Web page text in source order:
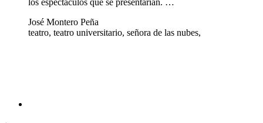
los espectáculos que se presentarían. …
José Montero Peña
teatro, teatro universitario, señora de las nubes,